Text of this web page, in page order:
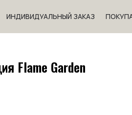
ИНДИВИДУАЛЬНЫЙ ЗАКАЗ
Flame Garden